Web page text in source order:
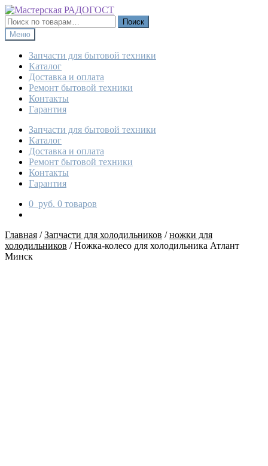
Перейти
к
навигации
Перейти
к
содержимому
Искать:
Поиск
Меню
Запчасти для бытовой техники
Каталог
Доставка и оплата
Ремонт бытовой техники
Контакты
Гарантия
Запчасти для бытовой техники
Каталог
Доставка и оплата
Ремонт бытовой техники
Контакты
Гарантия
0 руб. 0 товаров
Главная /Запчасти для холодильников /ножки для
холодильников /Ножка-колесо для холодильника Атлант
Минск